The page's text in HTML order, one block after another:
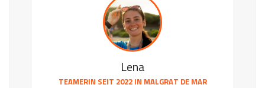
Lena
TEAMERIN SEIT 2022 IN MALGRAT DE MAR